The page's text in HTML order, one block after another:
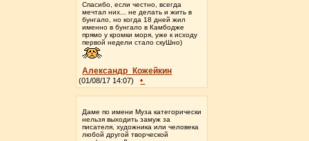
Спасибо, если честно, всегда
мечтал них... не делать и жить в
бунгало, но когда 18 дней жил
именно в бунгало в Камбодже
прямо у кромки моря, уже к исходу
первой недели стало скуШно)
Александр_Кожейкин
(01/08/17 14:07) •
Даме по имени Муза категорически
нельзя выходить замуж за
писателя, художника или человека
любой другой творческой